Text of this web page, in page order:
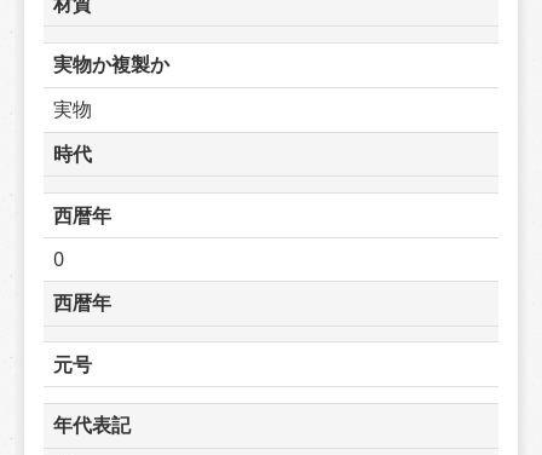
実物か複製か
実物
時代
西暦年
0
西暦年
元号
年代表記